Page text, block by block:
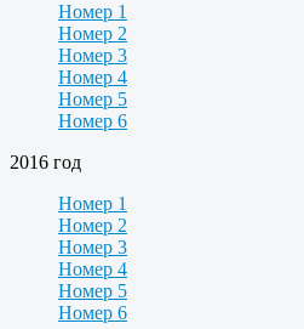
Номер 1
Номер 2
Номер 3
Номер 4
Номер 5
Номер 6
2016 год
Номер 1
Номер 2
Номер 3
Номер 4
Номер 5
Номер 6